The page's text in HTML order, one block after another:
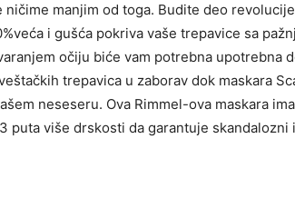
ničime manjim od toga. Budite deo
i gušća pokriva vaše trepavice sa
očiju biće vam potrebna upotrebna
trepavica u zaborav dok maskara
neseseru. Ova Rimmel-ova maskara
puta više drskosti da garantuje skandalozni